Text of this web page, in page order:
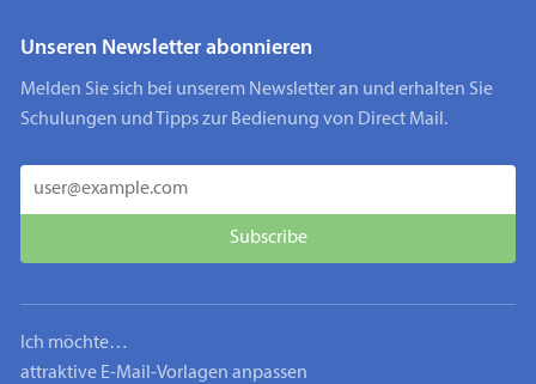
Unseren Newsletter abonnieren
Melden Sie sich bei unserem Newsletter an und erhalten Sie
Schulungen und Tipps zur Bedienung von Direct Mail.
Ich möchte…
attraktive E-Mail-Vorlagen anpassen